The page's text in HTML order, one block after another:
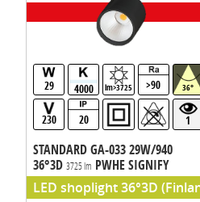
29 4000 lm>3725 >90 36°
230 20 1
STANDARD GA-033 29W/940
36°3D3725 lm PWHE SIGNIFY
LED shoplight 36°3D